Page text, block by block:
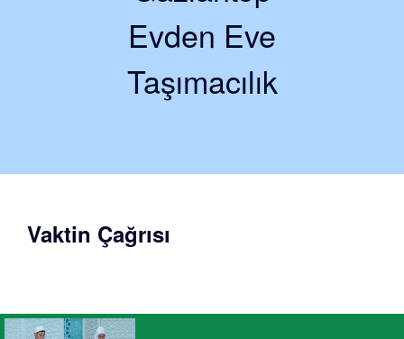
Evden Eve
Taşımacılık
Vaktin Çağrısı